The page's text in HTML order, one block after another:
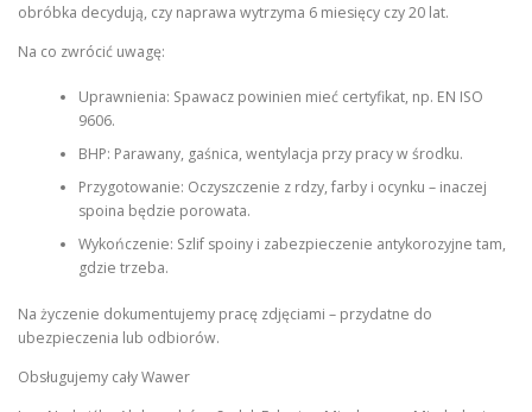
obróbka decydują, czy naprawa wytrzyma 6 miesięcy czy 20 lat.
Na co zwrócić uwagę:
Uprawnienia: Spawacz powinien mieć certyfikat, np. EN ISO
9606.
BHP: Parawany, gaśnica, wentylacja przy pracy w środku.
Przygotowanie: Oczyszczenie z rdzy, farby i ocynku – inaczej
spoina będzie porowata.
Wykończenie: Szlif spoiny i zabezpieczenie antykorozyjne tam,
gdzie trzeba.
Na życzenie dokumentujemy pracę zdjęciami – przydatne do
ubezpieczenia lub odbiorów.
Obsługujemy cały Wawer